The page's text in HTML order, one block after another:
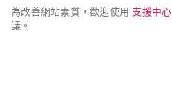
為改善網站素質，歡迎使用 支援中心
議。